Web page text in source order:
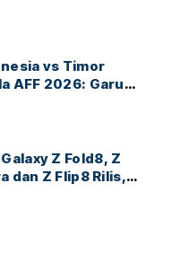
vs Timor
AFF 2026: Garuda
Z Fold8, Z
dan Z Flip8 Rilis,